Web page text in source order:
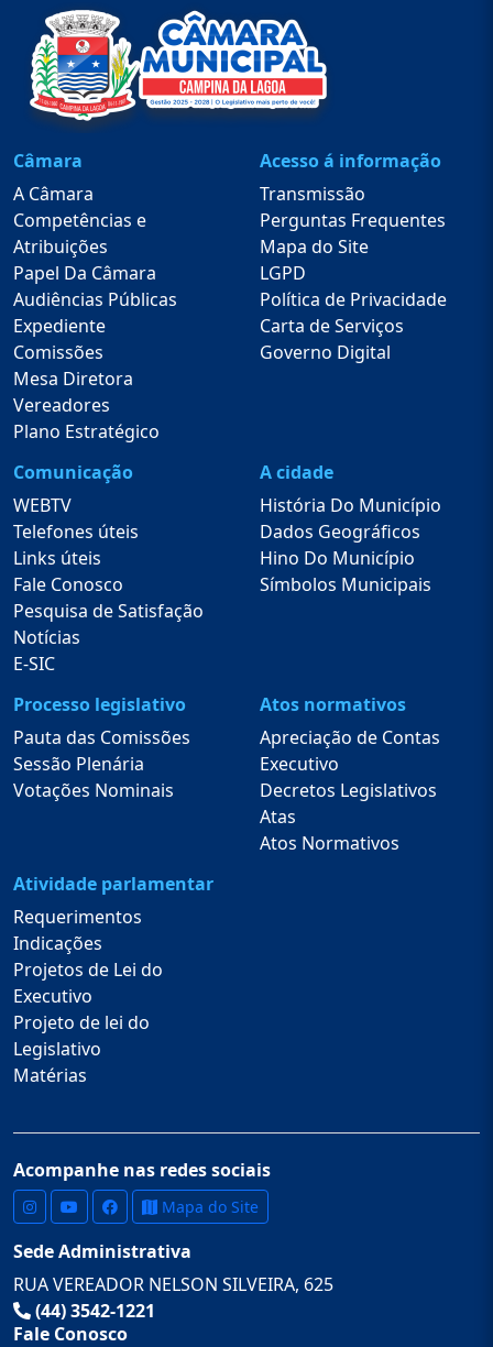
Câmara
A Câmara
Competências e
Atribuições
Papel Da Câmara
Audiências Públicas
Expediente
Comissões
Mesa Diretora
Vereadores
Plano Estratégico
Acesso á informação
Transmissão
Perguntas Frequentes
Mapa do Site
LGPD
Política de Privacidade
Carta de Serviços
Governo Digital
Comunicação
WEBTV
Telefones úteis
Links úteis
Fale Conosco
Pesquisa de Satisfação
Notícias
E-SIC
A cidade
História Do Município
Dados Geográficos
Hino Do Município
Símbolos Municipais
Processo legislativo
Pauta das Comissões
Sessão Plenária
Votações Nominais
Atos normativos
Apreciação de Contas
Executivo
Decretos Legislativos
Atas
Atos Normativos
Atividade parlamentar
Requerimentos
Indicações
Projetos de Lei do
Executivo
Projeto de lei do
Legislativo
Matérias
Acompanhe nas redes sociais
Mapa do Site
Sede Administrativa
RUA VEREADOR NELSON SILVEIRA, 625
(44) 3542-1221
Fale Conosco